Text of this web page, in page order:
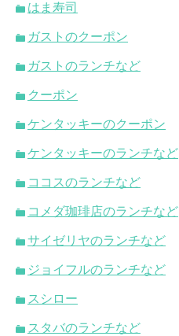
はま寿司
ガストのクーポン
ガストのランチなど
クーポン
ケンタッキーのクーポン
ケンタッキーのランチなど
ココスのランチなど
コメダ珈琲店のランチなど
サイゼリヤのランチなど
ジョイフルのランチなど
スシロー
スタバのランチなど